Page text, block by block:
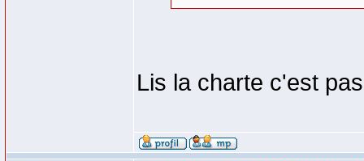
Lis la charte c'est